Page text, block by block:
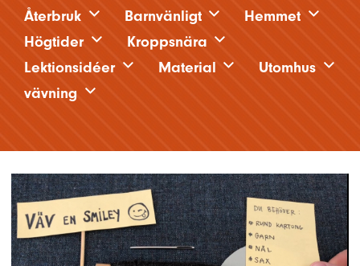
Återbruk Barnvänligt
Hemmet
Högtider
Kroppsnära
Lektionsidéer
Material
Utomhus
vävning